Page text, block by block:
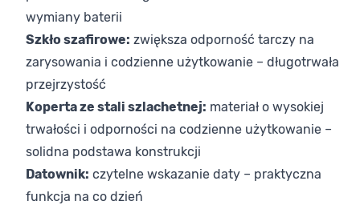
wymiany baterii
Szkło szafirowe: zwiększa odporność tarczy na
zarysowania i codzienne użytkowanie – długotrwała
przejrzystość
Koperta ze stali szlachetnej: materiał o wysokiej
trwałości i odporności na codzienne użytkowanie –
solidna podstawa konstrukcji
Datownik: czytelne wskazanie daty – praktyczna
funkcja na co dzień